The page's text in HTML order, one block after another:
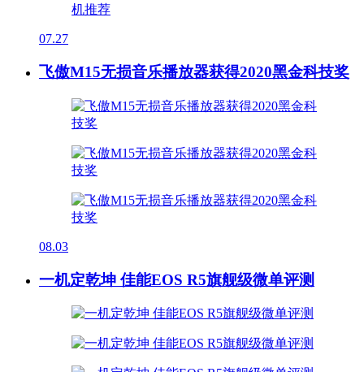
07.27
飞傲M15无损音乐播放器获得2020黑金科技奖
08.03
一机定乾坤 佳能EOS R5旗舰级微单评测